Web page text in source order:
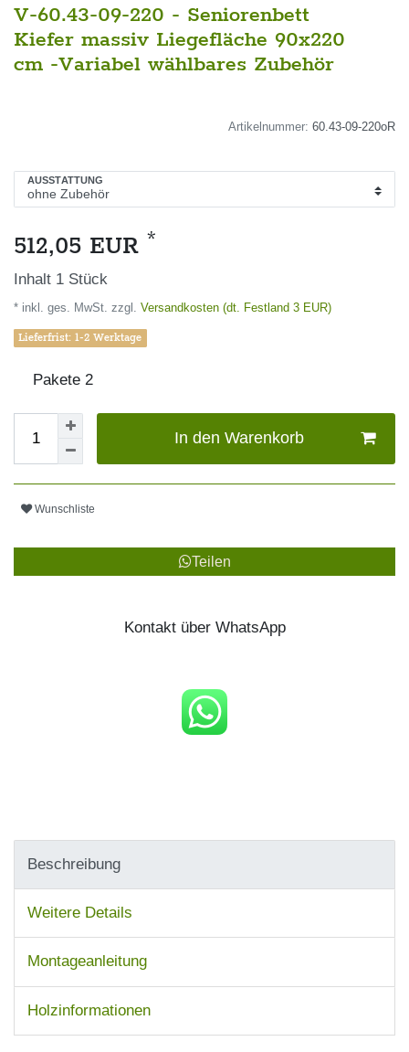
V-60.43-09-220 - Seniorenbett
Kiefer massiv Liegefläche 90x220
cm -Variabel wählbares Zubehör
Artikelnummer: 60.43-09-220oR
AUSSTATTUNG
512,05 EUR *
Inhalt 1 Stück
* inkl. ges. MwSt. zzgl. Versandkosten (dt. Festland 3 EUR)
Lieferfrist: 1-2 Werktage
Pakete 2
In den Warenkorb
Wunschliste
Teilen
Kontakt über WhatsApp
Beschreibung
Weitere Details
Montageanleitung
Holzinformationen